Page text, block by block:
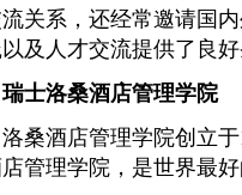
关系，还经常邀请国
及人才交流提供了良好
瑞士洛桑酒店管理学院
酒店管理学院创立于
管理学院，是世界最好